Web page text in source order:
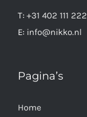
T: +31 402 111 222
E: info@nikko.nl
Pagina’s
Home